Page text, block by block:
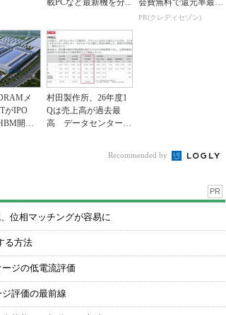
載PCなど最新機を分...
会費無料で還元率最大
1.125%
PR(クレディセゾン)
メ
がIPO
開発
村田製作所、26年度1
Qは売上高が過去最
高 データセンター関
Recommended by
PR
位相マッチングが容易に
る方法
ジの低電流評価
評価の最前線